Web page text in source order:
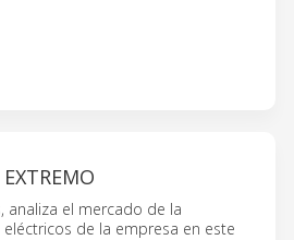
analiza el mercado de la
de la empresa en este